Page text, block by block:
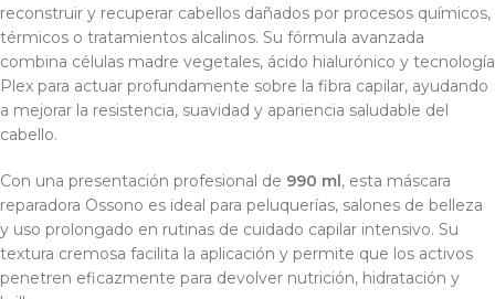
reconstruir y recuperar cabellos dañados por procesos químicos,
térmicos o tratamientos alcalinos. Su fórmula avanzada
combina células madre vegetales, ácido hialurónico y tecnología
Plex para actuar profundamente sobre la fibra capilar, ayudando
a mejorar la resistencia, suavidad y apariencia saludable del
cabello.
Con una presentación profesional de 990 ml, esta máscara
reparadora Ossono es ideal para peluquerías, salones de belleza
y uso prolongado en rutinas de cuidado capilar intensivo. Su
textura cremosa facilita la aplicación y permite que los activos
penetren eficazmente para devolver nutrición, hidratación y